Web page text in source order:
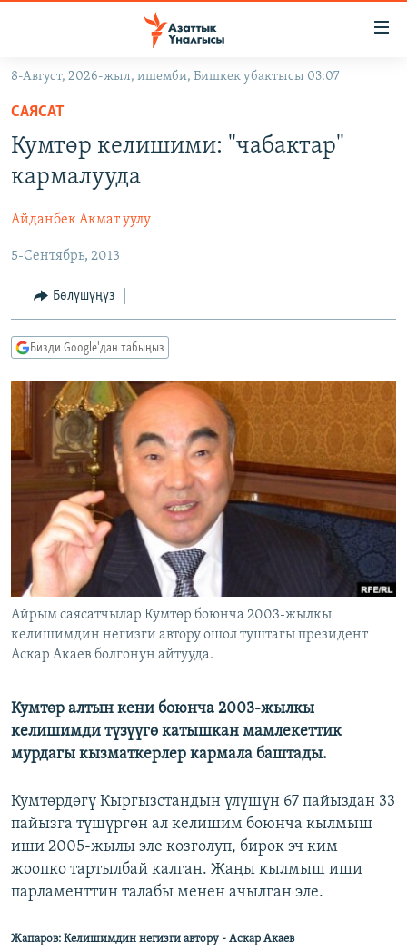
Навигацияга
өтүңүз
Издөөгө
салыңызКЫРГЫЗСТАН
ЭКОНОМИКА
МАДАНИЯТ
ДҮЙНӨ
БОРБОР АЗИЯ
УКРАИНА
АТАЙЫН ИЛИКТӨӨ
ТВ ПРОГРАММАЛАР
БҮГҮН АЗАТТЫКТА
БИЗ ЖАНА ДҮЙНӨ
ДАНИСТЕ
ЭЖЕ-СИҢДИЛЕР
АЗАТТЫК+
ЫҢГАЙСЫЗ СУРООЛОР
ПОДКАСТ
ӨЗГӨЧӨ ПИКИР
ОНЛАЙН ШЕРИНЕ
ЭЕ/АРнун бардык сайттары
8-Август, 2026-жыл, ишемби, Бишкек убактысы 03:07
САЯСАТ
Кумтөр келишими: "чабактар"
кармалууда
Айданбек Акмат уулу
5-Сентябрь, 2013
Бөлүшүңүз
Бизди Google'дан табыңыз
Айрым саясатчылар Кумтөр боюнча 2003-жылкы
келишимдин негизги автору ошол туштагы президент
Аскар Акаев болгонун айтууда.
Кумтөр алтын кени боюнча 2003-жылкы
келишимди түзүүгө катышкан мамлекеттик
мурдагы кызматкерлер кармала баштады.
Кумтөрдөгү Кыргызстандын үлүшүн 67 пайыздан 33
пайызга түшүргөн ал келишим боюнча кылмыш
иши 2005-жылы эле козголуп, бирок эч ким
жоопко тартылбай калган. Жаңы кылмыш иши
парламенттин талабы менен ачылган эле.
Жапаров: Келишимдин негизги автору - Аскар Акаев